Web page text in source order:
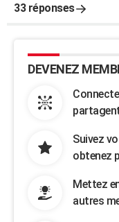
33 réponses
DEVENEZ
Suivez
obtenez
Mettez
autres